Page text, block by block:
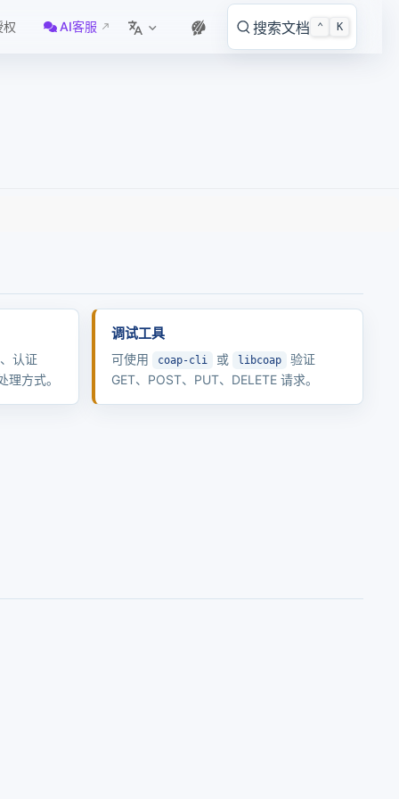
权 AI客服 搜索文档 ⌃ K
认证
方式。
调试工具
可使用 coap-cli 或 libcoap
验证
GET、POST、PUT、DELETE 请求。